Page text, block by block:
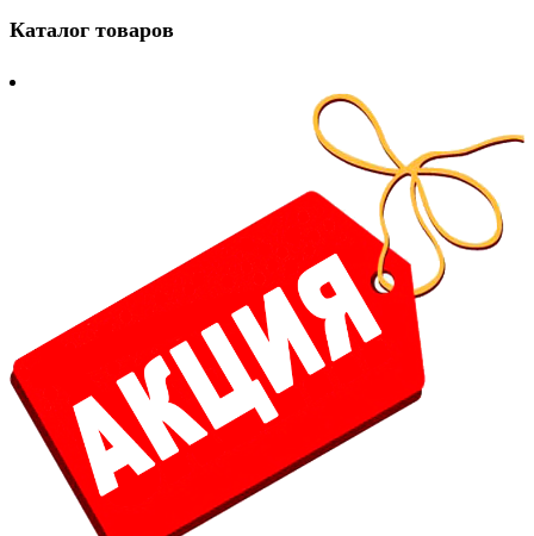
Каталог товаров